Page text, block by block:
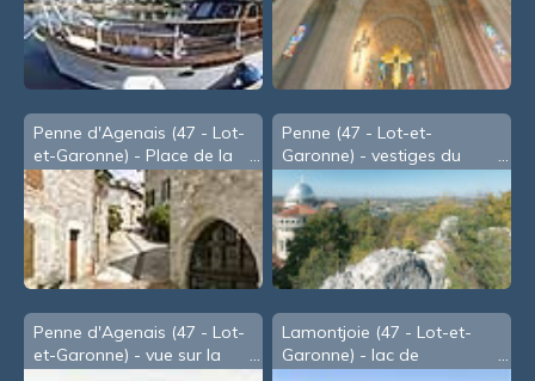
Penne d'Agenais (47 - Lot-
et-Garonne) - Place de la
Mairie
Penne (47 - Lot-et-
Garonne) - vestiges du
château
Penne d'Agenais (47 - Lot-
et-Garonne) - vue sur la
Lamontjoie (47 - Lot-et-
Garonne) - lac de